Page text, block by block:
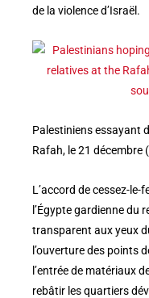
de la violence d’Israël.
Palestiniens essayant
Rafah, le 21 décembre
L’accord de cessez-le-
l’Égypte gardienne du
transparent aux yeux
l’ouverture des points
l’entrée de matériaux
rebâtir les quartiers